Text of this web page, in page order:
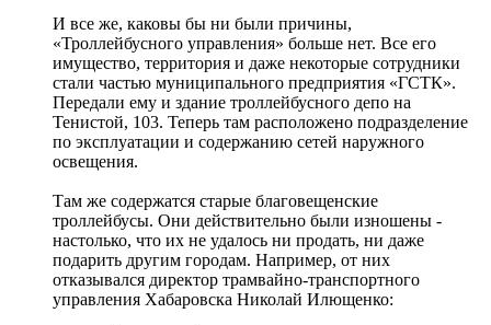
И все же, каковы бы ни были причины,
«Троллейбусного управления» больше нет. Все его
имущество, территория и даже некоторые сотрудники
стали частью муниципального предприятия «ГСТК».
Передали ему и здание троллейбусного депо на
Тенистой, 103. Теперь там расположено подразделение
по эксплуатации и содержанию сетей наружного
освещения.
Там же содержатся старые благовещенские
троллейбусы. Они действительно были изношены -
настолько, что их не удалось ни продать, ни даже
подарить другим городам. Например, от них
отказывался директор трамвайно-транспортного
управления Хабаровска Николай Илющенко: